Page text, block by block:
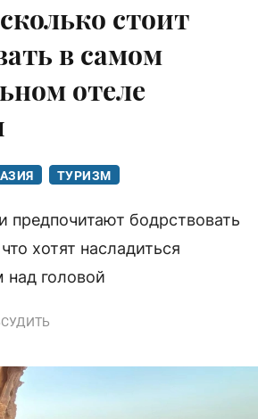
стоит
в самом
отеле
АЗИЯ ТУРИЗМ
предпочитают бодрствовать
хотят насладиться
над головой